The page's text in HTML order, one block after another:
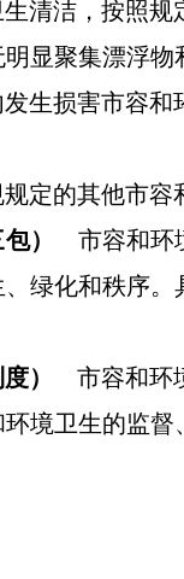
生清洁 ，按照规
显聚集漂浮物
发生损害市容
规定的其他市
）
市容和环
绿化和秩序
）
市容和环
境卫生的监督